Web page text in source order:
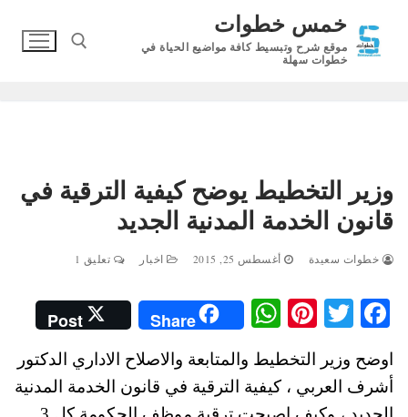
المحتوى
خمس خطوات
موقع شرح وتبسيط كافة مواضيع الحياة في
خطوات سهلة
وزير التخطيط يوضح كيفية الترقية في
قانون الخدمة المدنية الجديد
خطوات سعيدة أغسطس 25, 2015 اخبار تعليق 1
Fa
bo
ok
T
wi
tte
r
Pi
nt
er
es
W
ha
ts
A
Share
Post
اوضح وزير التخطيط والمتابعة والاصلاح الاداري الدكتور
أشرف العربي ، كيفية الترقية في قانون الخدمة المدنية